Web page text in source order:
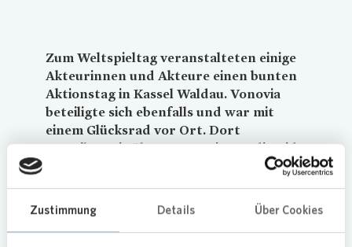
Zustimmung Details Über Cookies
Zum Weltspieltag veranstalteten einige
Akteurinnen und Akteure einen bunten
Aktionstag in Kassel Waldau. Vonovia
beteiligte sich ebenfalls und war mit
einem Glücksrad vor Ort. Dort
verteilten sie über 300 Preise an die Kids
800 Wohnungen ist das
Wohnungsunternehmen ein wichtiger
Akteur im Quartier.